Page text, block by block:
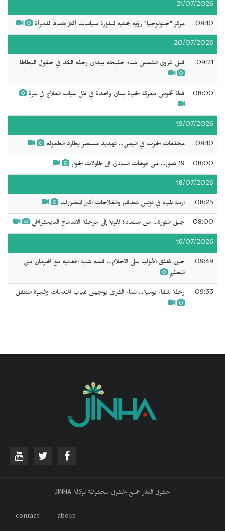
21/07/2026
08:10 مركز "جنولوجيا" رؤية بحثية لبلورة سياسات أكثر إنصافاً للمرأة
20/07/2026
09:21 قبل شروق الشمس نساء حلبجة يبدأن رحلة الكد في حقول البطاطا
08:00 فتاة تخوض معركة الحياة بساق واحدة في ظل غياب العلاج في غزة
19/07/2026
08:10 مخلفات الحرب في اليمن... تهديدٌ مستمر يطارد الطفولة
08:00 19 تموز... من فوهات البنادق إلى طاولات الحوار
18/07/2026
08:25 أزمة المياه في تونس تتفاقم والفلاحات أكبر المتضررات
08:00 جيل الثورة... من استعادة الهوية إلى مرحلة الاندماج الديمقراطي
16/07/2026
09:49
حين تُغلق الأبواب على الأحلام… قصة شابة أفغانية مع الحرمان من
التعليم
09:33 رحلة شقاء يومية... نساء القرى يواجهن غياب الخدمات وقسوة التنقل
حقوق النشر جميع الحقوق محفوظة لوكالة JINHA
about
contact